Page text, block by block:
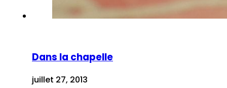
Dans la chapelle
juillet 27, 2013